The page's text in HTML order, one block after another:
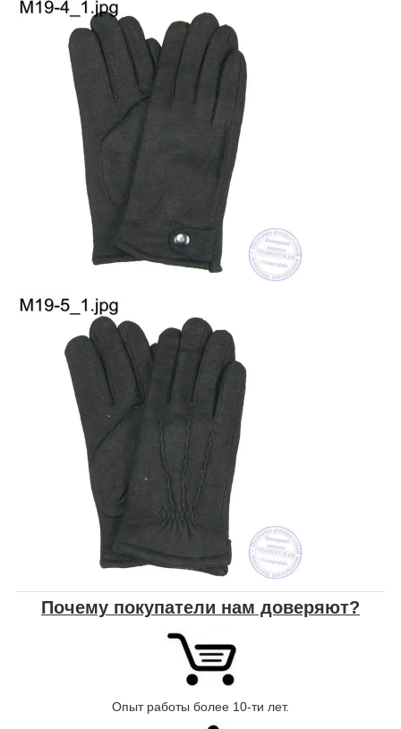
Почему покупатели нам доверяют?
Опыт работы более 10-ти лет.